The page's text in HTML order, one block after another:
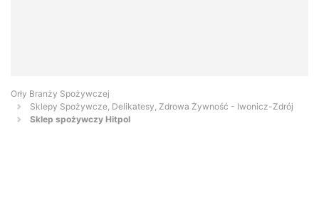
Orły Branży Spożywczej
Sklepy Spożywcze, Delikatesy, Zdrowa Żywność - Iwonicz-Zdrój
Sklep spożywczy Hitpol